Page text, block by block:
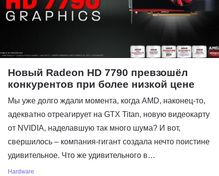
Новый Radeon HD 7790 превзошёл
конкурентов при более низкой цене
Мы уже долго ждали момента, когда AMD, наконец-то,
адекватно отреагирует на GTX Titan, новую видеокарту
от NVIDIA, наделавшую так много шума? И вот,
свершилось – компания-гигант создала нечто поистине
удивительное. Что же удивительного в…
Hardware